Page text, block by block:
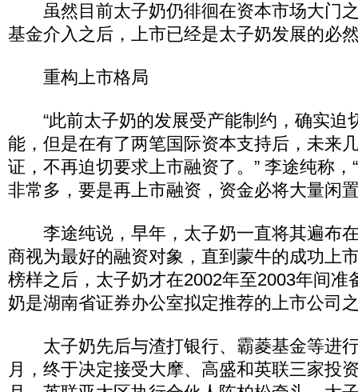
虽然目前太子奶仍徘徊在资本市场大门
基金介入之后，上市已经是太子奶发展的必
重构上市格局
“此前太子奶的发展受产能制约，确实迫
能，但是在有了两笔国际资本支持后，未来
证，不再迫切要求上市融资了。” 李途纯称
非常多，要是再上市融资，资金必将大量闲
李途纯说，早年，太子奶一直将其遍布
商视为最好的融资对象，直到蒙牛的成功上
榜样之后，太子奶才在2002年至2003年间准
奶是湖南省证券办公室拟定推荐的上市公司
太子奶先后与渣打银行、霸菱基金等进
月，终于决定接受大摩、高盛和英联三家投